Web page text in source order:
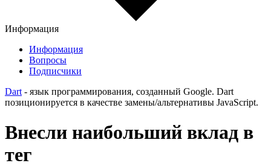
Информация
Информация
Вопросы
Подписчики
Dart - язык программирования, созданный Google. Dart
позиционируется в качестве замены/альтернативы JavaScript.
Внесли наибольший вклад в
тег